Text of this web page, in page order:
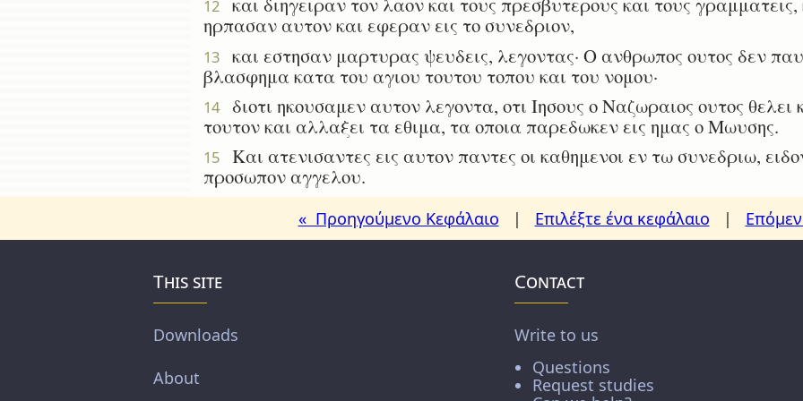
12
ηρπασαν αυτον και εφεραν εις το συνεδριον,
13
και εστησαν μαρτυρας ψευδεις, λεγοντας· Ο ανθρωπος ουτος δεν
βλασφημα κατα του αγιου τουτου τοπου και του νομου·
14
διοτι ηκουσαμεν αυτον λεγοντα, οτι Ιησους ο Ναζωραιος ουτος
τουτον και αλλαξει τα εθιμα, τα οποια παρεδωκεν εις ημας ο Μωυσης.
15
Και ατενισαντες εις αυτον παντες οι καθημενοι εν τω συνεδριω,
προσωπον αγγελου.
« Προηγούμενο Κεφάλαιο | Επιλέξτε ένα κεφάλαιο |
This site
Downloads
About
Contact
Write to us
Questions
Request studies